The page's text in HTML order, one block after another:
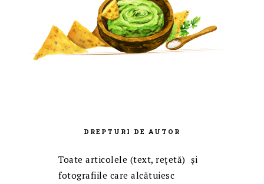
DREPTURI DE AUTOR
Toate articolele (text, reţetă) și
fotografiile care alcătuiesc